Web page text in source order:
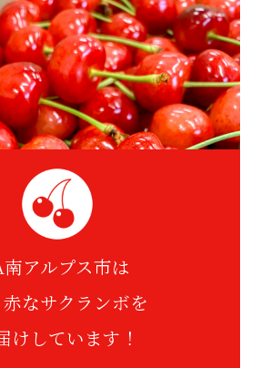
南アルプス市は
なサクランボを
けしています！